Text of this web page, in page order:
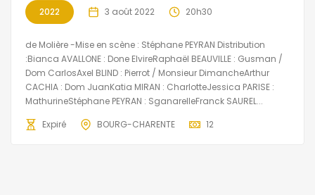
2022 3 août 2022 20h30
de Molière -Mise en scène : Stéphane PEYRAN Distribution
:Bianca AVALLONE : Done ElvireRaphaël BEAUVILLE : Gusman /
Dom CarlosAxel BLIND : Pierrot / Monsieur DimancheArthur
CACHIA : Dom JuanKatia MIRAN : CharlotteJessica PARISE :
MathurineStéphane PEYRAN : SganarelleFranck SAUREL...
Expiré
BOURG-CHARENTE 12